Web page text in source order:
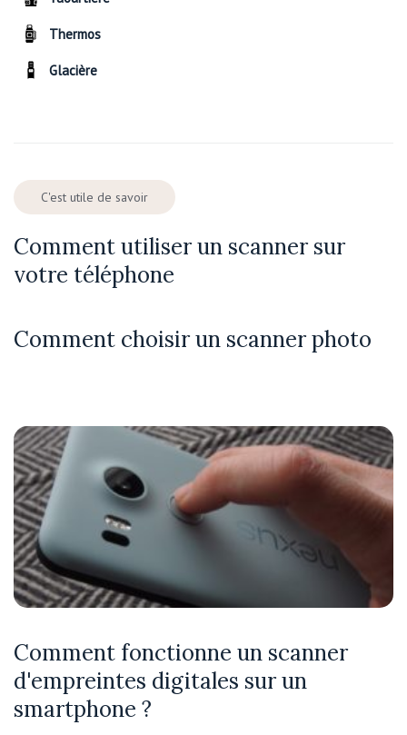
Thermos
Glacière
C'est utile de savoir
Comment utiliser un scanner sur
votre téléphone
Comment choisir un scanner photo
Comment fonctionne un scanner
d'empreintes digitales sur un
smartphone ?